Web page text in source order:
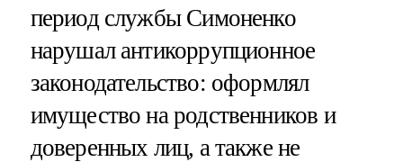
период службы Симоненко
нарушал антикоррупционное
законодательство: оформлял
имущество на родственников и
доверенных лиц, а также не